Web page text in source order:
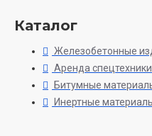
Каталог
Железобетонные
Аренда спецтехники
Битумные
Инертные